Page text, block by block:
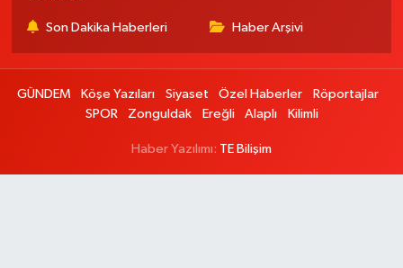
Son Dakika Haberleri Haber Arşivi
GÜNDEM Köşe Yazıları Siyaset Özel Haberler
Röportajlar
SPOR
Zonguldak Ereğli Alaplı Kilimli
Haber Yazılımı: TE Bilişim